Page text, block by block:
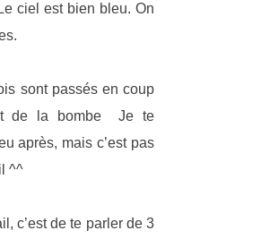
ciel est bien bleu. On
sont passés en coup
de la bombe Je te
après, mais c’est pas
^^
c’est de te parler de 3